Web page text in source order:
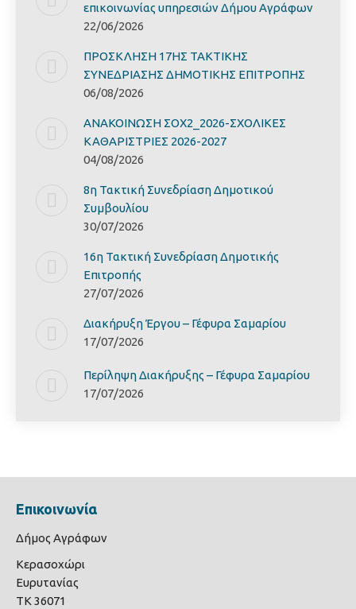
επικοινωνίας υπηρεσιών Δήμου Αγράφων
22/06/2026
ΠΡΟΣΚΛΗΣΗ 17ΗΣ ΤΑΚΤΙΚΗΣ
ΣΥΝΕΔΡΙΑΣΗΣ ΔΗΜΟΤΙΚΗΣ ΕΠΙΤΡΟΠΗΣ
06/08/2026
ΑΝΑΚΟΙΝΩΣΗ ΣΟΧ2_2026-ΣΧΟΛΙΚΕΣ
ΚΑΘΑΡΙΣΤΡΙΕΣ 2026-2027
04/08/2026
8η Τακτική Συνεδρίαση Δημοτικού
Συμβουλίου
30/07/2026
16η Τακτική Συνεδρίαση Δημοτικής
Επιτροπής
27/07/2026
Διακήρυξη Έργoυ – Γέφυρα Σαμαρίoυ
17/07/2026
Περίληψη Διακήρυξης – Γέφυρα Σαμαρίoυ
17/07/2026
Επικοινωνία
Δήμος Αγράφων
Κερασοχώρι
Ευρυτανίας
ΤΚ 36071